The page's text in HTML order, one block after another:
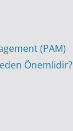
(PAM)
Önemlidir?